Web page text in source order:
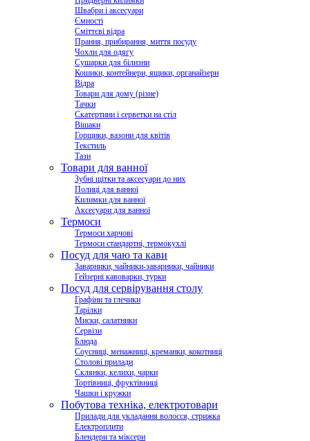
Швабри і аксесуари
Ємності
Сміттєві відра
Прання, прибирання, миття посуду
Чохли для одягу
Сушарки для білизни
Кошики, контейнери, ящики, органайзери
Відра
Товари для дому (різне)
Тачки
Скатертини і серветки на стіл
Вішаки
Горщики, вазони для квітів
Текстиль
Тази
Товари для ванної
Зубні щітки та аксесуари до них
Полиці для ванної
Килимки для ванної
Аксесуари для ванної
Термоси
Термоси харчові
Термоси стандартні, термокухлі
Посуд для чаю та кави
Заварники, чайники-заварники, чайники
Гейзерні кавоварки, турки
Посуд для сервірування столу
Графіни та глечики
Тарілки
Миски, салатники
Сервізи
Блюда
Соусниці, менажниці, креманки, кокотниці
Столові прилади
Склянки, келихи, чарки
Тортівниці, фруктівниці
Чашки і кружки
Побутова техніка, електротовари
Прилади для укладання волосся, стрижка
Електроплити
Блендери та міксери